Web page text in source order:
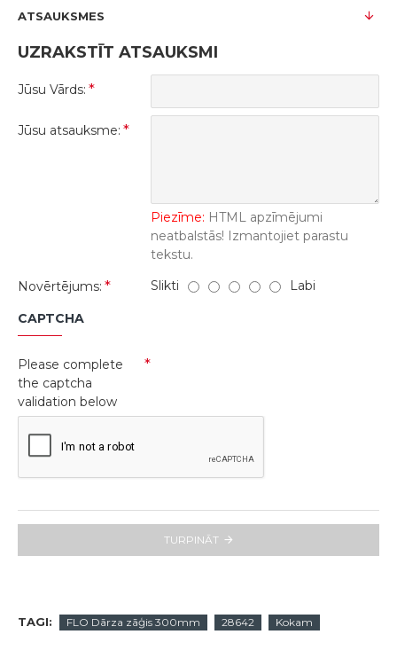
ATSAUKSMES
UZRAKSTĪT ATSAUKSMI
Jūsu Vārds:
Jūsu atsauksme:
Piezīme: HTML apzīmējumi
neatbalstās! Izmantojiet parastu
tekstu.
Novērtējums:
Slikti Labi
CAPTCHA
Please complete
the captcha
validation below
TURPINĀT
TAGI: FLO Dārza zāģis 300mm 28642 Kokam